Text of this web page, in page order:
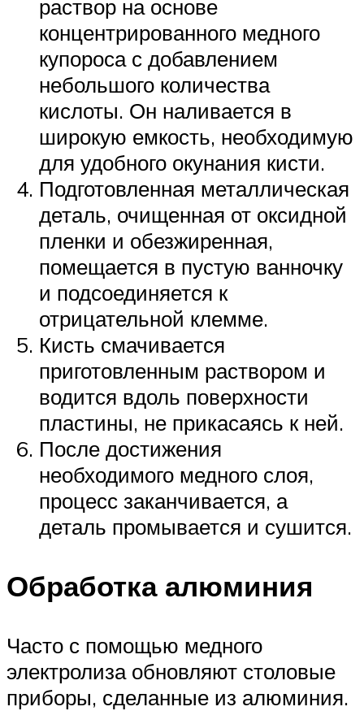
раствор на основе
концентрированного медного
купороса с добавлением
небольшого количества
кислоты. Он наливается в
широкую емкость, необходимую
для удобного окунания кисти.
Подготовленная металлическая
деталь, очищенная от оксидной
пленки и обезжиренная,
помещается в пустую ванночку
и подсоединяется к
отрицательной клемме.
Кисть смачивается
приготовленным раствором и
водится вдоль поверхности
пластины, не прикасаясь к ней.
После достижения
необходимого медного слоя,
процесс заканчивается, а
деталь промывается и сушится.
Обработка алюминия
Часто с помощью медного
электролиза обновляют столовые
приборы, сделанные из алюминия.